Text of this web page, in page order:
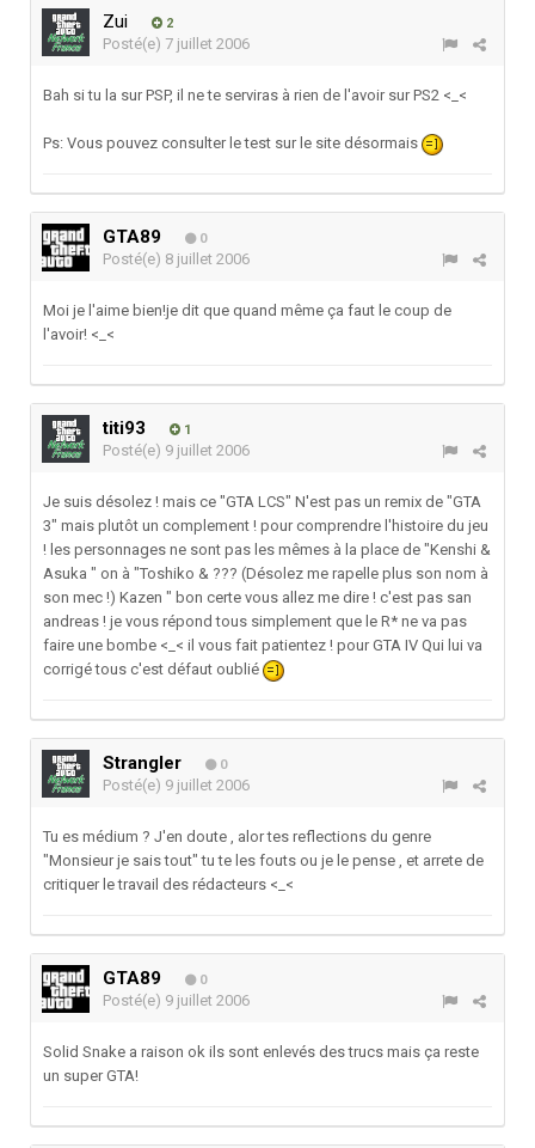
Zui 2
Posté(e) 7 juillet 2006
Bah si tu la sur PSP, il ne te serviras à rien de l'avoir sur PS2 <_<
Ps: Vous pouvez consulter le test sur le site désormais
GTA89 0
Posté(e) 8 juillet 2006
Moi je l'aime bien!je dit que quand même ça faut le coup de
l'avoir! <_<
titi93 1
Posté(e) 9 juillet 2006
Je suis désolez ! mais ce "GTA LCS" N'est pas un remix de "GTA
3" mais plutôt un complement ! pour comprendre l'histoire du jeu
! les personnages ne sont pas les mêmes à la place de "Kenshi &
Asuka " on à "Toshiko & ??? (Désolez me rapelle plus son nom à
son mec !) Kazen " bon certe vous allez me dire ! c'est pas san
andreas ! je vous répond tous simplement que le R* ne va pas
faire une bombe <_< il vous fait patientez ! pour GTA IV Qui lui va
corrigé tous c'est défaut oublié
Strangler 0
Posté(e) 9 juillet 2006
Tu es médium ? J'en doute , alor tes reflections du genre
"Monsieur je sais tout" tu te les fouts ou je le pense , et arrete de
critiquer le travail des rédacteurs <_<
GTA89 0
Posté(e) 9 juillet 2006
Solid Snake a raison ok ils sont enlevés des trucs mais ça reste
un super GTA!